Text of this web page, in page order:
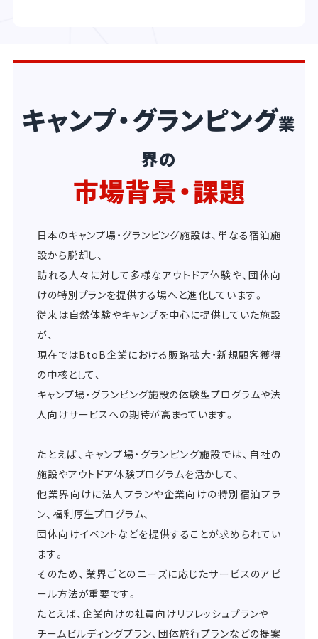
キャンプ・グランピング業
界の
市場背景・課題
日本のキャンプ場・グランピング施設は、単なる宿泊施
設から脱却し、
訪れる人々に対して多様なアウトドア体験や、団体向
けの特別プランを提供する場へと進化しています。
従来は自然体験やキャンプを中心に提供していた施設
が、
現在ではBtoB企業における販路拡大・新規顧客獲得
の中核として、
キャンプ場・グランピング施設の体験型プログラムや法
人向けサービスへの期待が高まっています。
たとえば、キャンプ場・グランピング施設では、自社の
施設やアウトドア体験プログラムを活かして、
他業界向けに法人プランや企業向けの特別宿泊プラ
ン、福利厚生プログラム、
団体向けイベントなどを提供することが求められてい
ます。
そのため、業界ごとのニーズに応じたサービスのアピ
ール方法が重要です。
たとえば、企業向けの社員向けリフレッシュプランや
チームビルディングプラン、団体旅行プランなどの提案